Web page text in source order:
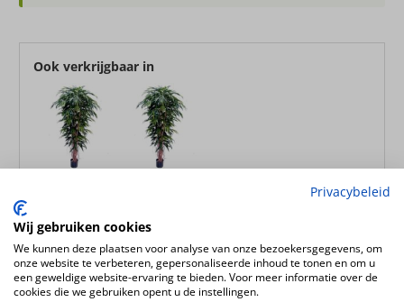
Ook verkrijgbaar in
Kunstplant Deluxe Longifolia Liana 210cm
Hoogte
210cm
Privacybeleid
Wij gebruiken cookies
We kunnen deze plaatsen voor analyse van onze bezoekersgegevens, om
onze website te verbeteren, gepersonaliseerde inhoud te tonen en om u
een geweldige website-ervaring te bieden. Voor meer informatie over de
cookies die we gebruiken opent u de instellingen.